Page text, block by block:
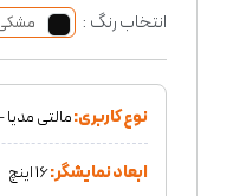
انتخاب رنگ :
نوع کاربری:مالتی
ابعاد نمایشگر:16 اینچ